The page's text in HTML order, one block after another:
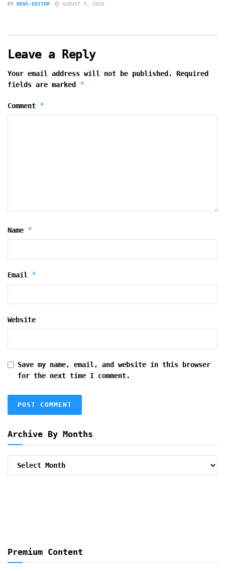
BY NEWS-EDITOR AUGUST 3, 2026
Leave a Reply
Your email address will not be published.
Required
fields are marked *
Comment *
Name *
Email *
Website
Save my name, email, and website in this browser
for the next time I comment.
Archive By Months
Premium Content